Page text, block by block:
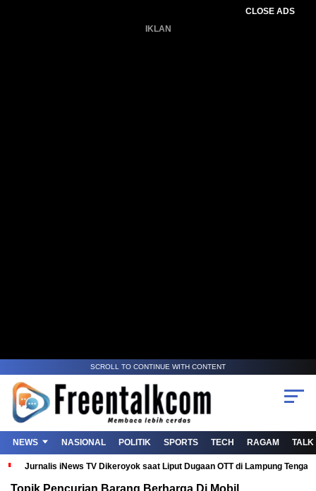
CLOSE ADS
IKLAN
SCROLL TO CONTINUE WITH CONTENT
NEWS NASIONAL POLITIK SPORTS TECH RAGAM TALK
Jurnalis iNews TV Dikeroyok saat Liput Dugaan OTT di Lampung